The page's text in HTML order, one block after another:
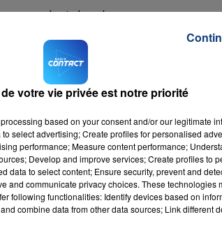
pendant deux heures.
votre vie privée est notre priorité
based on your consent and/or our legitimate
select advertising; Create profiles for personalised
performance; Measure content performance;
Develop and improve services; Create profiles to
data to select content; Ensure security, prevent and
and communicate privacy choices. These technologies
following functionalities: Identify devices based on
combine data from other data sources; Link different